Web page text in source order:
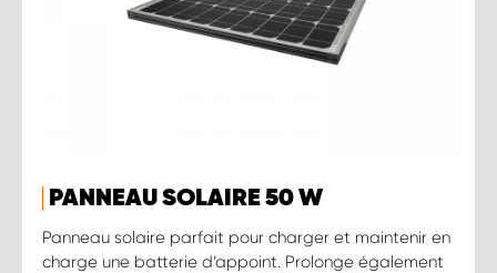
PANNEAU SOLAIRE 50 W
Panneau solaire parfait pour charger et maintenir en
charge une batterie d’appoint. Prolonge également